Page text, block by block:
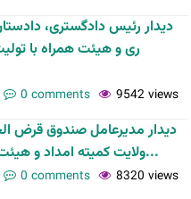
دیدار رئیس دادگستری،
ری و هیئت همراه با
0 comments 9542 views
دیدار مدیرعامل صندوق قرض
ولایت کمیته امداد و هیئت همراه با تولیت...
0 comments 8320 views